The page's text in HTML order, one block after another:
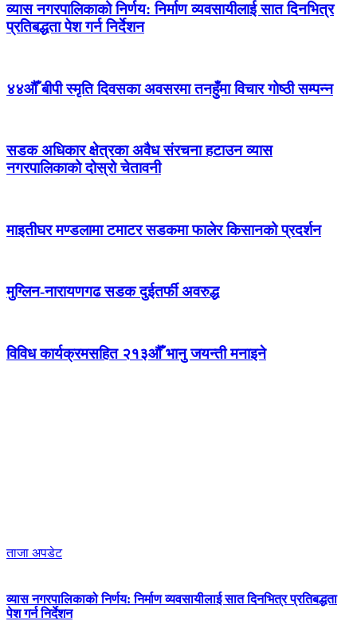
व्यास नगरपालिकाको निर्णय: निर्माण व्यवसायीलाई सात दिनभित्र
प्रतिबद्धता पेश गर्न निर्देशन
४४औँ बीपी स्मृति दिवसका अवसरमा तनहुँमा विचार गोष्ठी सम्पन्न
सडक अधिकार क्षेत्रका अवैध संरचना हटाउन व्यास
नगरपालिकाको दोस्रो चेतावनी
माइतीघर मण्डलामा टमाटर सडकमा फालेर किसानको प्रदर्शन
मुग्लिन-नारायणगढ सडक दुईतर्फी अवरुद्ध
विविध कार्यक्रमसहित २१३औँ भानु जयन्ती मनाइने
ताजा अपडेट
व्यास नगरपालिकाको निर्णय: निर्माण व्यवसायीलाई सात दिनभित्र प्रतिबद्धता
पेश गर्न निर्देशन